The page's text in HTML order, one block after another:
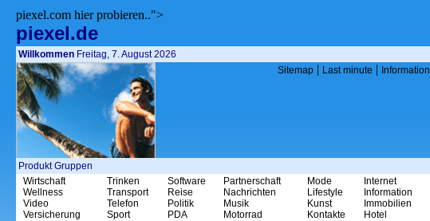
piexel.com hier probieren..">
piexel.de
Willkommen Freitag, 7. August 2026
Sitemap | Last minute | Information
Produkt Gruppen
Wirtschaft
Wellness
Video
Versicherung
Trinken
Transport
Telefon
Sport
Software
Reise
Politik
PDA
Partnerschaft
Nachrichten
Musik
Motorrad
Mode
Lifestyle
Kunst
Kontakte
Internet
Information
Immobilien
Hotel